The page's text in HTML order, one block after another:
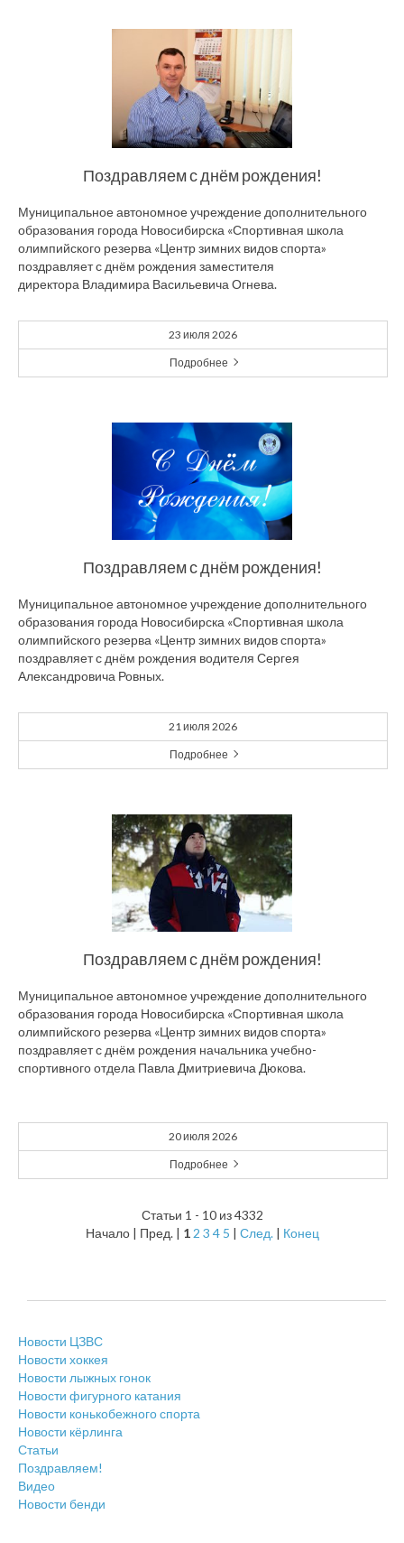
Поздравляем с днём рождения!
Муниципальное автономное учреждение дополнительного
образования города Новосибирска «Спортивная школа
олимпийского резерва «Центр зимних видов спорта»
поздравляет с днём рождения заместителя
директора Владимира Васильевича Огнева.
23 июля 2026
Подробнее
Поздравляем с днём рождения!
Муниципальное автономное учреждение дополнительного
образования города Новосибирска «Спортивная школа
олимпийского резерва «Центр зимних видов спорта»
поздравляет с днём рождения водителя Сергея
Александровича Ровных.
21 июля 2026
Подробнее
Поздравляем с днём рождения!
Муниципальное автономное учреждение дополнительного
образования города Новосибирска «Спортивная школа
олимпийского резерва «Центр зимних видов спорта»
поздравляет с днём рождения начальника учебно-
спортивного отдела Павла Дмитриевича Дюкова.
20 июля 2026
Подробнее
Статьи 1 - 10 из 4332
Начало | Пред. | 1 2 3 4 5 | След.| Конец
Новости ЦЗВС
Новости хоккея
Новости лыжных гонок
Новости фигурного катания
Новости конькобежного спорта
Новости кёрлинга
Статьи
Поздравляем!
Видео
Новости бенди